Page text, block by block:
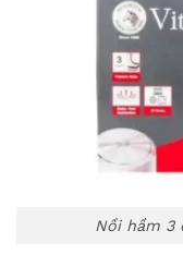
Nồi hầm 3